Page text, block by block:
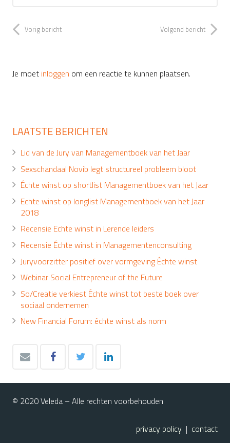
Vorig bericht Volgend bericht
Je moet inloggen om een reactie te kunnen plaatsen.
LAATSTE BERICHTEN
Lid van de Jury van Managementboek van het Jaar
Sexschandaal Novib legt structureel probleem bloot
Échte winst op shortlist Managementboek van het Jaar
Echte winst op longlist Managementboek van het Jaar
2018
Recensie Echte winst in Lerende leiders
Recensie Échte winst in Managementenconsulting
Juryvoorzitter positief over vormgeving Échte winst
Webinar Social Entrepreneur of the Future
So/Creatie verkiest Échte winst tot beste boek over
sociaal ondernemen
New Financial Forum: échte winst als norm
© 2020 Veleda – Alle rechten voorbehouden
privacy policy | contact